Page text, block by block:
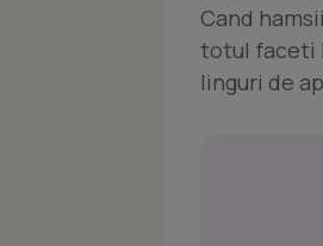
Cand
totul faceti
linguri de